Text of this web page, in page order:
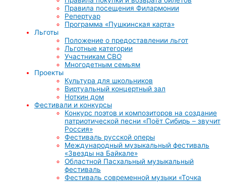
Правила посещения Филармонии
Репертуар
Программа «Пушкинская карта»
Льготы
Положение о предоставлении льгот
Льготные категории
Участникам СВО
Многодетным семьям
Проекты
Культура для школьников
Виртуальный концертный зал
Ноткин дом
Фестивали и конкурсы
Конкурс поэтов и композиторов на создание
патриотической песни «Поёт Сибирь – звучит
Россия»
Фестиваль русской оперы
Международный музыкальный фестиваль
«Звезды на Байкале»
Областной Пасхальный музыкальный
фестиваль
Фестиваль современной музыки «Точка